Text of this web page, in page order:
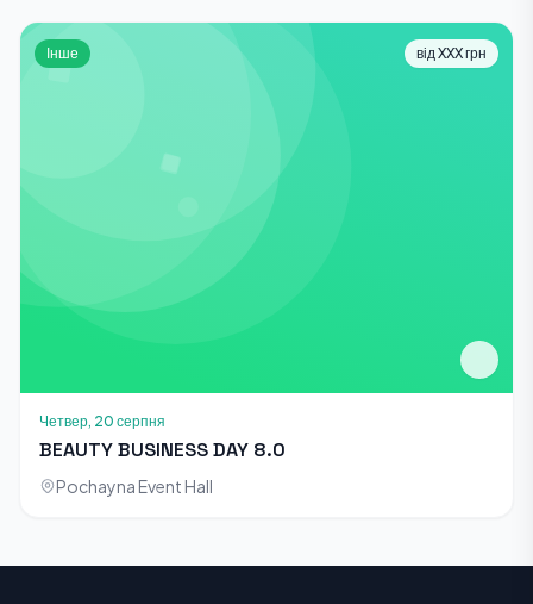
Інше від XXX грн
Четвер, 20 серпня
BEAUTY BUSINESS DAY 8.0
Pochayna Event Hall